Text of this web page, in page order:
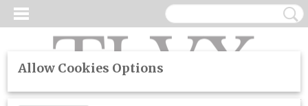
Inloggen Registreren
Allow Cookies Options